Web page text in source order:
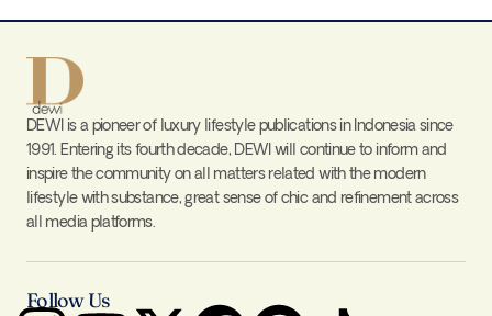
DEWI is a pioneer of luxury lifestyle publications in Indonesia since
1991. Entering its fourth decade, DEWI will continue to inform and
inspire the community on all matters related with the modern
lifestyle with substance, great sense of chic and refinement across
all media platforms.
Follow Us